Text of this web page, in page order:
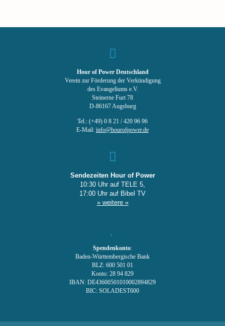
Hour of Power Deutschland
Verein zur Förderung der Verkündigung
des Evangeliums e.V.
Steinerne Furt 78
D-86167 Augsburg
Tel.: (+49) 0 8 21 / 420 96 96
E-Mail: info@hourofpower.de
Sendezeiten Hour of Power
10:30 Uhr auf TELE 5,
17:00 Uhr auf Bibel TV
» weitere «
Spendenkonto:
Baden-Württembergische Bank
BLZ: 600 501 01
Konto: 28 94 829
IBAN: DE43600501010002894829
BIC: SOLADEST600